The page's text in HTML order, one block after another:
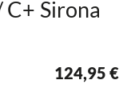
Sirona
124,95 €